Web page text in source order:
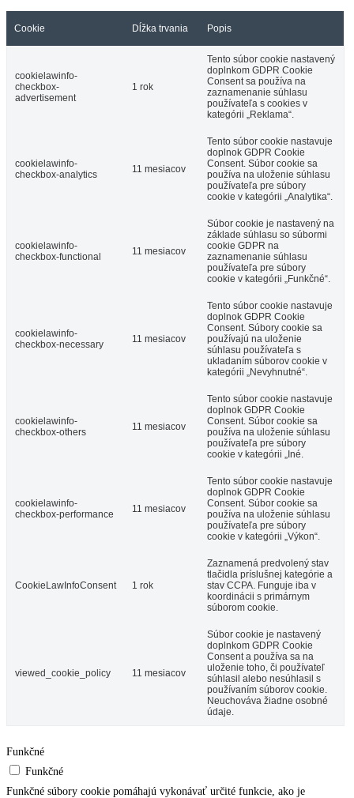
Cookie Dĺžka trvania Popis
cookielawinfo-
checkbox-
advertisement
1 rok
Tento súbor cookie nastavený
doplnkom GDPR Cookie
Consent sa používa na
zaznamenanie súhlasu
používateľa s cookies v
kategórii „Reklama“.
cookielawinfo-
checkbox-analytics
11 mesiacov
Tento súbor cookie nastavuje
doplnok GDPR Cookie
Consent. Súbor cookie sa
používa na uloženie súhlasu
používateľa pre súbory
cookie v kategórii „Analytika“.
cookielawinfo-
checkbox-functional
11 mesiacov
Súbor cookie je nastavený na
základe súhlasu so súbormi
cookie GDPR na
zaznamenanie súhlasu
používateľa pre súbory
cookie v kategórii „Funkčné“.
cookielawinfo-
checkbox-necessary
11 mesiacov
Tento súbor cookie nastavuje
doplnok GDPR Cookie
Consent. Súbory cookie sa
používajú na uloženie
súhlasu používateľa s
ukladaním súborov cookie v
kategórii „Nevyhnutné“.
cookielawinfo-
checkbox-others
11 mesiacov
Tento súbor cookie nastavuje
doplnok GDPR Cookie
Consent. Súbor cookie sa
používa na uloženie súhlasu
používateľa pre súbory
cookie v kategórii „Iné.
cookielawinfo-
checkbox-performance
11 mesiacov
Tento súbor cookie nastavuje
doplnok GDPR Cookie
Consent. Súbor cookie sa
používa na uloženie súhlasu
používateľa pre súbory
cookie v kategórii „Výkon“.
CookieLawInfoConsent 1 rok
Zaznamená predvolený stav
tlačidla príslušnej kategórie a
stav CCPA. Funguje iba v
koordinácii s primárnym
súborom cookie.
viewed_cookie_policy 11 mesiacov
Súbor cookie je nastavený
doplnkom GDPR Cookie
Consent a používa sa na
uloženie toho, či používateľ
súhlasil alebo nesúhlasil s
používaním súborov cookie.
Neuchováva žiadne osobné
údaje.
Funkčné
Funkčné
Funkčné súbory cookie pomáhajú vykonávať určité funkcie, ako je